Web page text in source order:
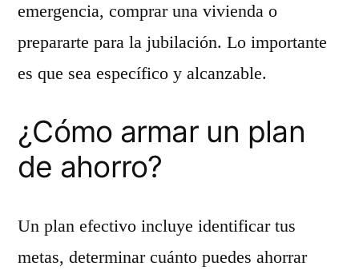
emergencia, comprar una vivienda o
prepararte para la jubilación. Lo importante
es que sea específico y alcanzable.
¿Cómo armar un plan
de ahorro?
Un plan efectivo incluye identificar tus
metas, determinar cuánto puedes ahorrar